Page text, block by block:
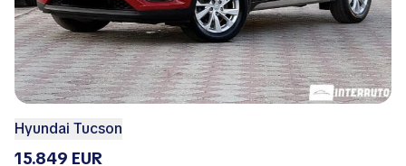
Hyundai Tucson
15.849 EUR